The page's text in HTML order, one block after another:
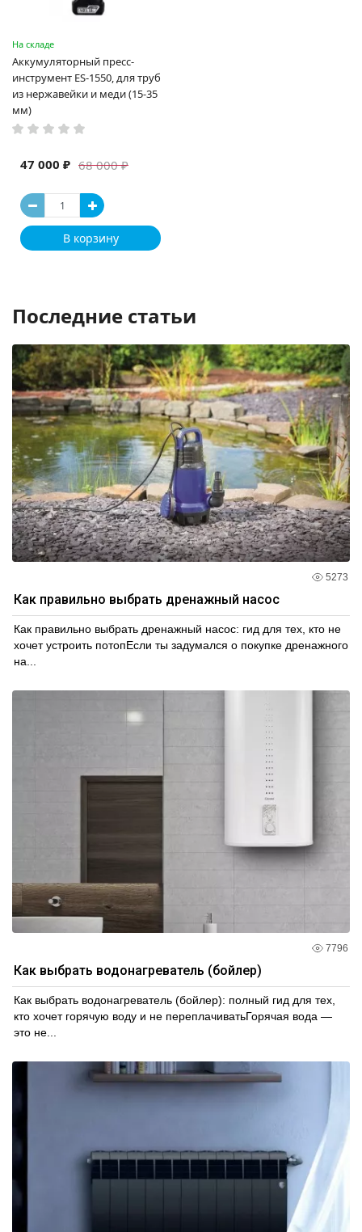
На складе
Аккумуляторный пресс-
инструмент ES-1550, для труб
из нержавейки и меди (15-35
мм)
68 000 ₽
47 000 ₽
В корзину
Последние статьи
5273
Как правильно выбрать дренажный насос
Как правильно выбрать дренажный насос: гид для тех, кто не
хочет устроить потопЕсли ты задумался о покупке дренажного
на...
7796
Как выбрать водонагреватель (бойлер)
Как выбрать водонагреватель (бойлер): полный гид для тех,
кто хочет горячую воду и не переплачиватьГорячая вода —
это не...